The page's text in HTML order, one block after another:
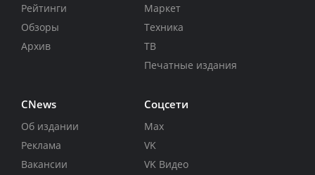
Рейтинги
Обзоры
Архив
Маркет
Техника
ТВ
Печатные издания
CNews
Об издании
Реклама
Вакансии
Соцсети
Max
VK
VK Видео